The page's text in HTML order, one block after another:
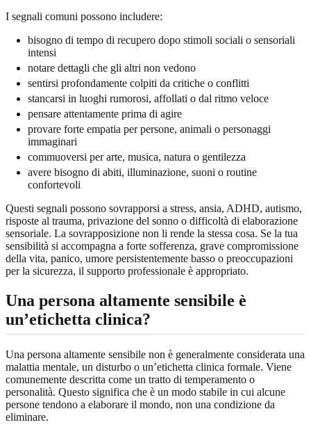
I segnali comuni possono includere:
bisogno di tempo di recupero dopo stimoli sociali o sensoriali
intensi
notare dettagli che gli altri non vedono
sentirsi profondamente colpiti da critiche o conflitti
stancarsi in luoghi rumorosi, affollati o dal ritmo veloce
pensare attentamente prima di agire
provare forte empatia per persone, animali o personaggi
immaginari
commuoversi per arte, musica, natura o gentilezza
avere bisogno di abiti, illuminazione, suoni o routine
confortevoli
Questi segnali possono sovrapporsi a stress, ansia, ADHD, autismo,
risposte al trauma, privazione del sonno o difficoltà di elaborazione
sensoriale. La sovrapposizione non li rende la stessa cosa. Se la tua
sensibilità si accompagna a forte sofferenza, grave compromissione
della vita, panico, umore persistentemente basso o preoccupazioni
per la sicurezza, il supporto professionale è appropriato.
Una persona altamente sensibile è
un’etichetta clinica?
Una persona altamente sensibile non è generalmente considerata una
malattia mentale, un disturbo o un’etichetta clinica formale. Viene
comunemente descritta come un tratto di temperamento o
personalità. Questo significa che è un modo stabile in cui alcune
persone tendono a elaborare il mondo, non una condizione da
eliminare.